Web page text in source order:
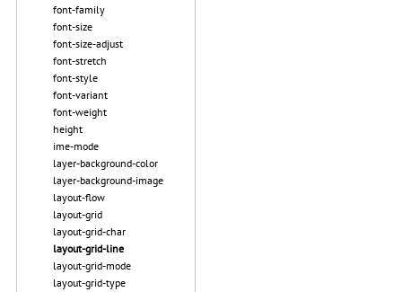
font-family
font-size
font-size-adjust
font-stretch
font-style
font-variant
font-weight
height
ime-mode
layer-background-color
layer-background-image
layout-flow
layout-grid
layout-grid-char
layout-grid-line
layout-grid-mode
layout-grid-type